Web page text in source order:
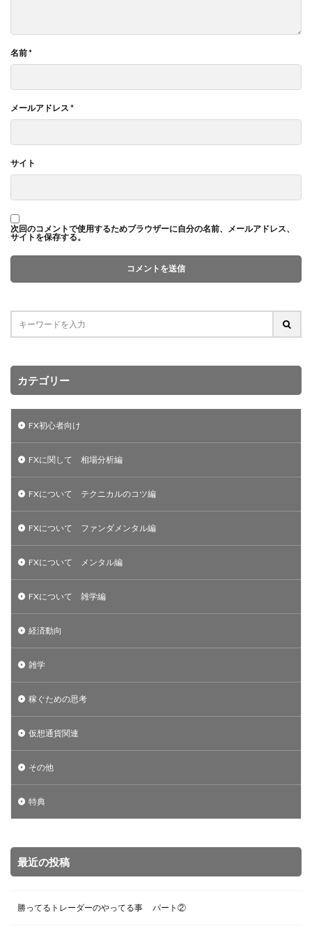
名前*
メールアドレス *
サイト
次回のコメントで使用するためブラウザーに自分の名前、メールアドレス、
サイトを保存する。
カテゴリー
FX初心者向け
FXに関して 相場分析編
FXについて テクニカルのコツ編
FXについて ファンダメンタル編
FXについて メンタル編
FXについて 雑学編
経済動向
雑学
稼ぐための思考
仮想通貨関連
その他
特典
最近の投稿
勝ってるトレーダーのやってる事 パート②